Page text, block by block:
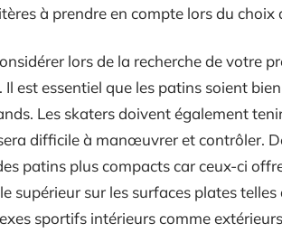
à prendre en compte lors du choix
lors de la recherche de votre
est essentiel que les patins soient
Les skaters doivent également
difficile à manœuvrer et contrôler.
patins plus compacts car ceux-ci
supérieur sur les surfaces plates telles
sportifs intérieurs comme